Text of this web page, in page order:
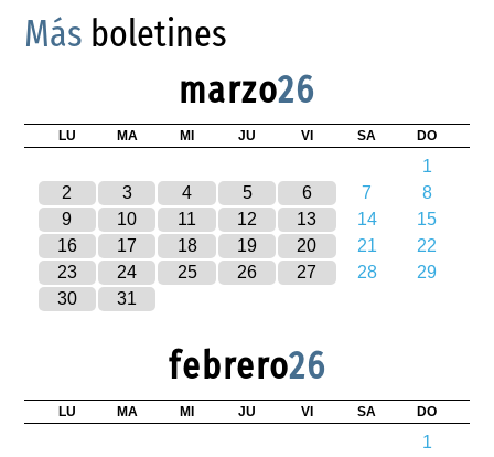
Más boletines
marzo26
LU MA MI JU VI SA DO
1
2
3 4 5 6 7
8
9
10 11 12 13 14
15
16
17 18 19 20 21
22
23
24 25 26 27 28
29
30
31
febrero26
LU MA MI JU VI SA DO
1